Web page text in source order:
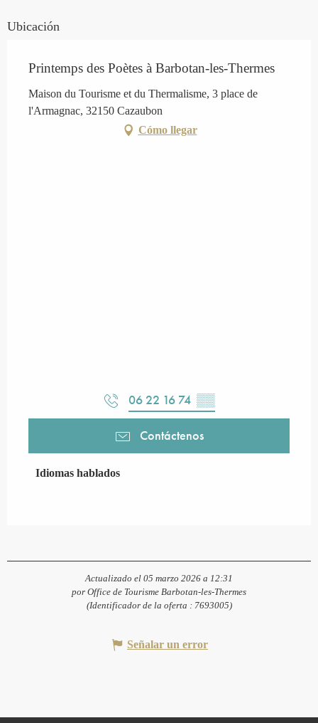
Ubicación
Printemps des Poètes à Barbotan-les-Thermes
Maison du Tourisme et du Thermalisme, 3 place de
l'Armagnac, 32150 Cazaubon
Cómo llegar
06 22 16 74 ▒▒
Contáctenos
Idiomas hablados
Idiomas hablados
Actualizado el 05 marzo 2026 a 12:31
por Office de Tourisme Barbotan-les-Thermes
(Identificador de la oferta : 7693005)
Señalar un error